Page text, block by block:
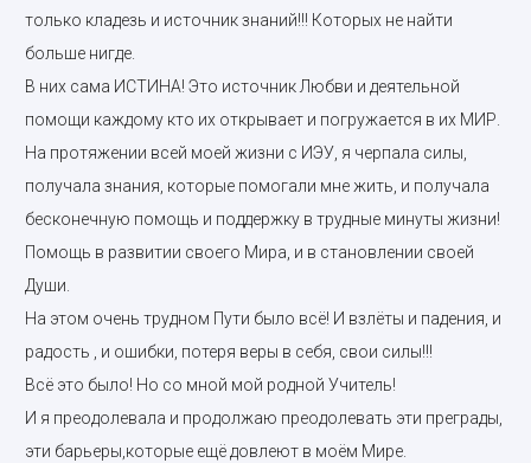
только кладезь и источник знаний!!! Которых не найти
больше нигде.
В них сама ИСТИНА! Это источник Любви и деятельной
помощи каждому кто их открывает и погружается в их МИР.
На протяжении всей моей жизни с ИЭУ, я черпала силы,
получала знания, которые помогали мне жить, и получала
бесконечную помощь и поддержку в трудные минуты жизни!
Помощь в развитии своего Мира, и в становлении своей
Души.
На этом очень трудном Пути было всё! И взлёты и падения, и
радость , и ошибки, потеря веры в себя, свои силы!!!
Всё это было! Но со мной мой родной Учитель!
И я преодолевала и продолжаю преодолевать эти преграды,
эти барьеры,которые ещё довлеют в моём Мире.